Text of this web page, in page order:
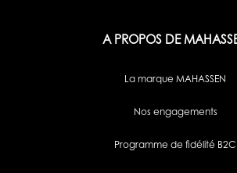
A PROPOS DE
La marque MAHASSEN
Nos engagements
Programme de fidélité B2C